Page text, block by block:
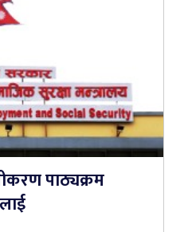
पाठ्यक्रम